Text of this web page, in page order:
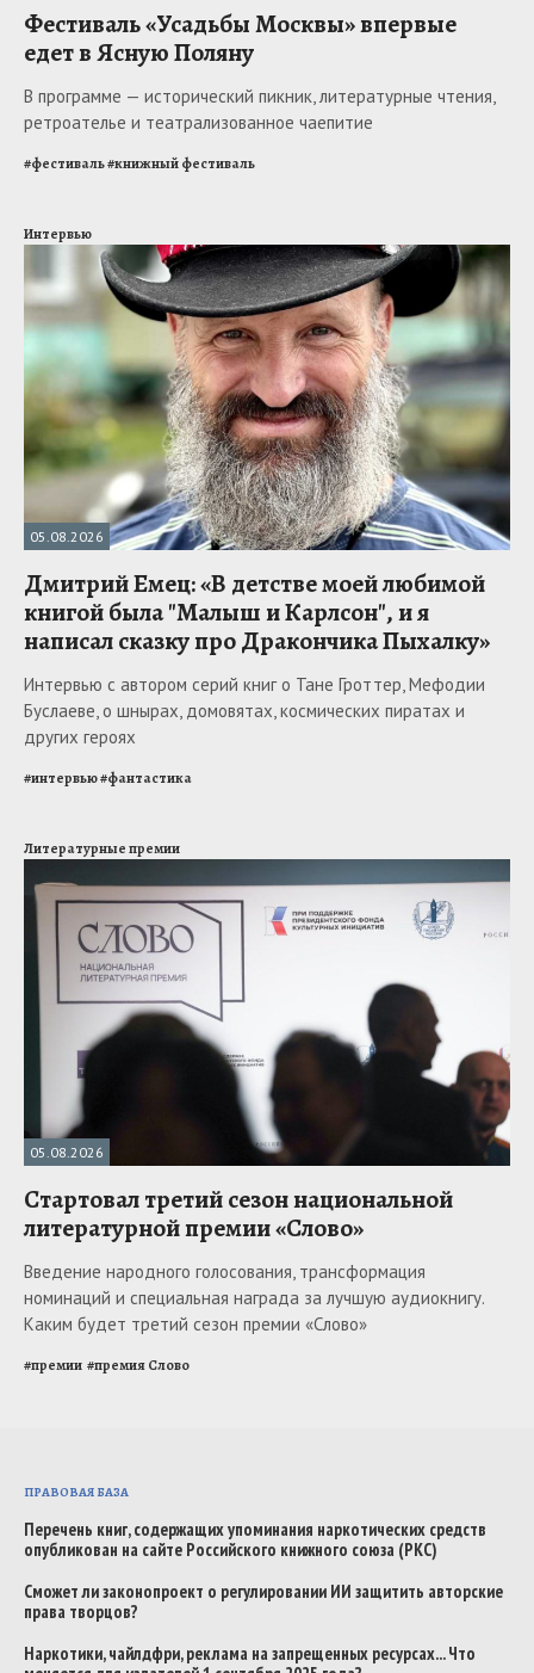
Фестиваль «Усадьбы Москвы» впервые
едет в Ясную Поляну
В программе — исторический пикник, литературные чтения,
ретроателье и театрализованное чаепитие
#фестиваль#книжный фестиваль
Интервью
05.08.2026
Дмитрий Емец: «В детстве моей любимой
книгой была "Малыш и Карлсон", и я
написал сказку про Дракончика Пыхалку»
Интервью с автором серий книг о Тане Гроттер, Мефодии
Буслаеве, о шнырах, домовятах, космических пиратах и
других героях
#интервью#фантастика
Литературные премии
05.08.2026
Стартовал третий сезон национальной
литературной премии «Слово»
Введение народного голосования, трансформация
номинаций и специальная награда за лучшую аудиокнигу.
Каким будет третий сезон премии «Слово»
#премии #премия Слово
ПРАВОВАЯ БАЗА
Перечень книг, содержащих упоминания наркотических средств
опубликован на сайте Российского книжного союза (РКС)
Сможет ли законопроект о регулировании ИИ защитить авторские
права творцов?
Наркотики, чайлдфри, реклама на запрещенных ресурсах... Что